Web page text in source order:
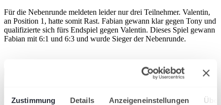
Zustimmung Details Anzeigeneinstellungen
Für die Nebenrunde meldeten leider nur drei Teilnehmer. Valentin,
an Position 1, hatte somit Rast. Fabian gewann klar gegen Tony und
qualifizierte sich fürs Endspiel gegen Valentin. Dieses Spiel gewann
Fabian mit 6:1 und 6:3 und wurde Sieger der Nebenrunde.